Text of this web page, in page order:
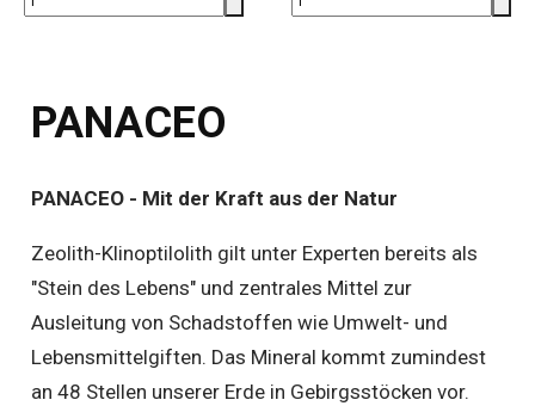
PANACEO
PANACEO - Mit der Kraft aus der Natur
Zeolith-Klinoptilolith gilt unter Experten bereits als
"Stein des Lebens" und zentrales Mittel zur
Ausleitung von Schadstoffen wie Umwelt- und
Lebensmittelgiften. Das Mineral kommt zumindest
an 48 Stellen unserer Erde in Gebirgsstöcken vor.